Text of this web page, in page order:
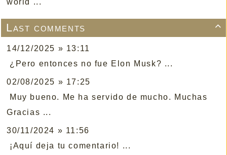

Last comments
14/12/2025 » 13:11
¿Pero entonces no fue Elon Musk? ...
02/08/2025 » 17:25
Muy bueno. Me ha servido de mucho. Muchas
Gracias ...
30/11/2024 » 11:56
¡Aquí deja tu comentario! ...